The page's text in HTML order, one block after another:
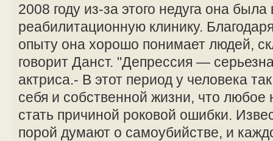
2008 году из-за этого недуга она
реабилитационную клинику.
опыту она хорошо понимает людей,
говорит Данст. "Депрессия —
актриса.- В этот период у человека
себя и собственной жизни, что
стать причиной роковой ошибки.
порой думают о самоубийстве, и